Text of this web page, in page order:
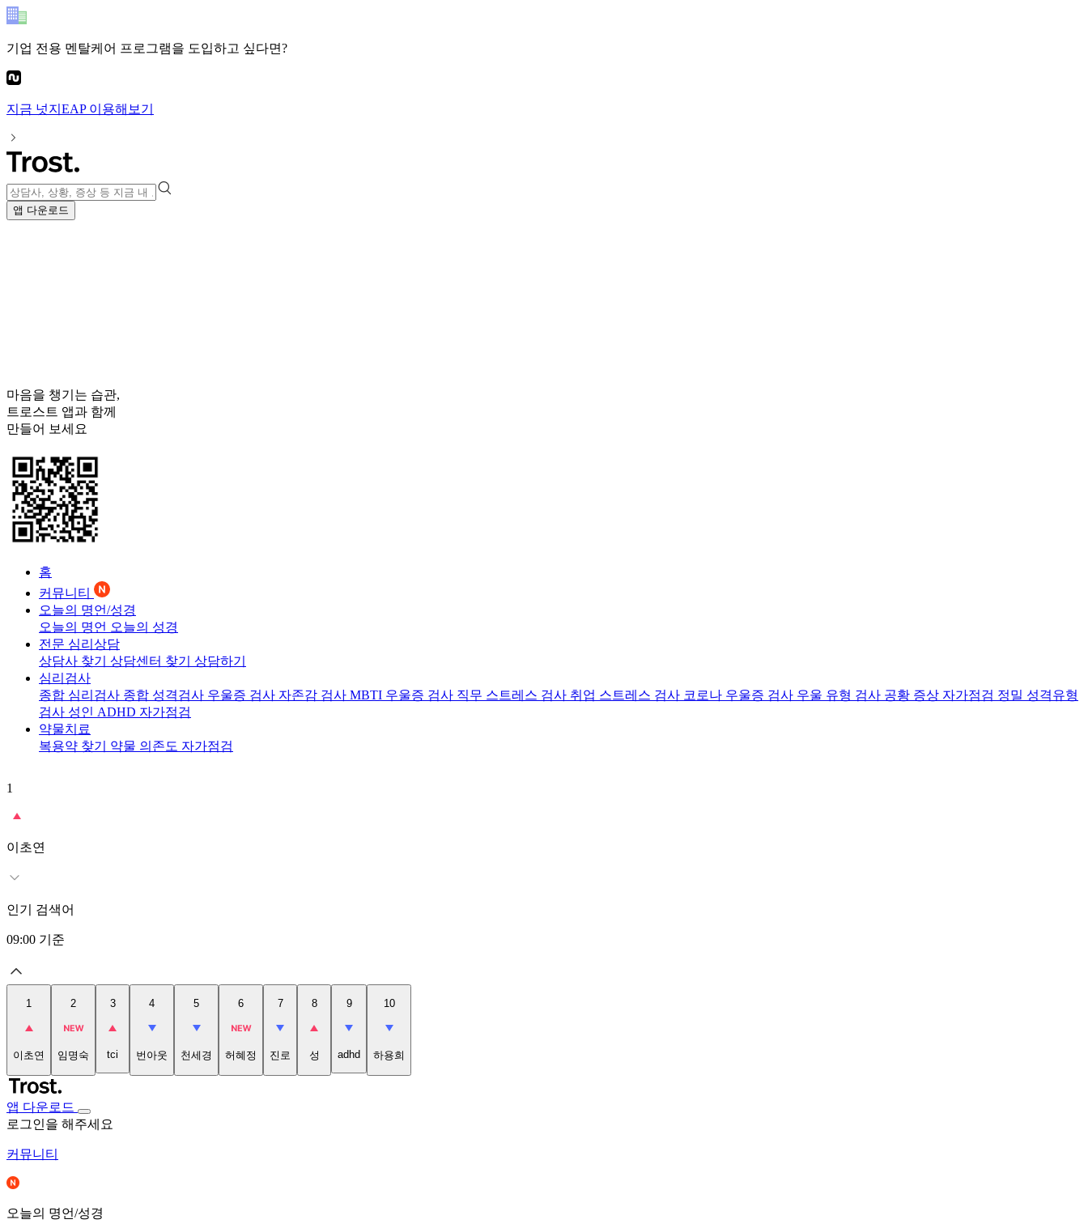
기업 전용 멘탈케어 프로그램을 도입하고 싶다면?
지금 넛지EAP이용해보기
앱 다운로드
마음을 챙기는 습관,
트로스트 앱과 함께
만들어 보세요
홈
커뮤니티
오늘의 명언/성경
오늘의 명언 오늘의 성경
전문 심리상담
상담사 찾기 상담센터 찾기 상담하기
심리검사
종합 심리검사 종합 성격검사 우울증 검사 자존감 검사 MBTI 우울증 검사 직무 스트레스 검사 취업 스트레스 검사 코로나 우울증 검사 우울 유형 검사 공황 증상 자가점검 정밀 성격유형
검사 성인 ADHD 자가점검
약물치료
복용약 찾기 약물 의존도 자가점검
1
이초연
인기 검색어
09:00 기준
1
이초연
2
임명숙
3
tci
4
번아웃
5
천세경
6
허혜정
7
진로
8
성
9
adhd
10
하용희
앱 다운로드
로그인을 해주세요
커뮤니티
오늘의 명언/성경